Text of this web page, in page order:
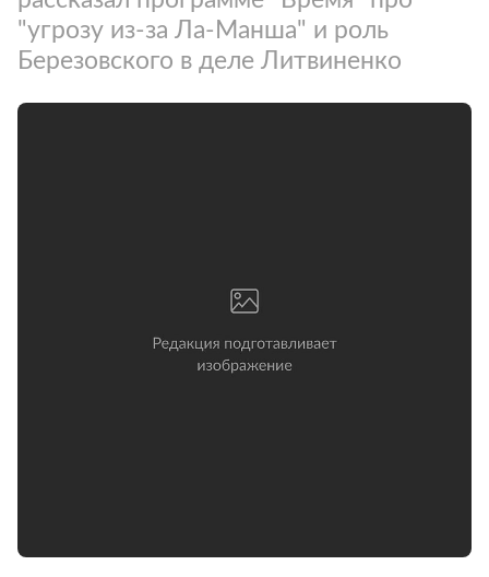
"угрозу из-за Ла-Манша" и роль
Березовского в деле Литвиненко